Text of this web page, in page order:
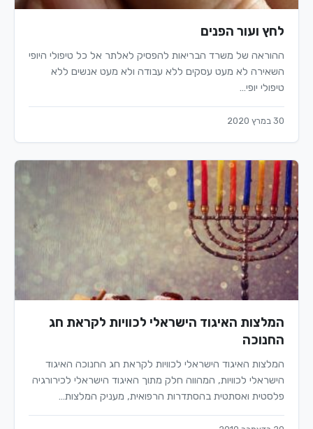
לחץ ועור הפנים
ההוראה של משרד הבריאות להפסיק לאלתר אל כל טיפולי היופי
השאירה לא מעט עסקים ללא עבודה ולא מעט אנשים ללא
טיפולי יופי…
30 במרץ 2020
המלצות האיגוד הישראלי לכוויות לקראת חג
החנוכה
המלצות האיגוד הישראלי לכוויות לקראת חג החנוכה האיגוד
הישראלי לכוויות, המהווה חלק מתוך האיגוד הישראלי לכירורגיה
פלסטית ואסתטית בהסתדרות הרפואית, מעניק המלצות…